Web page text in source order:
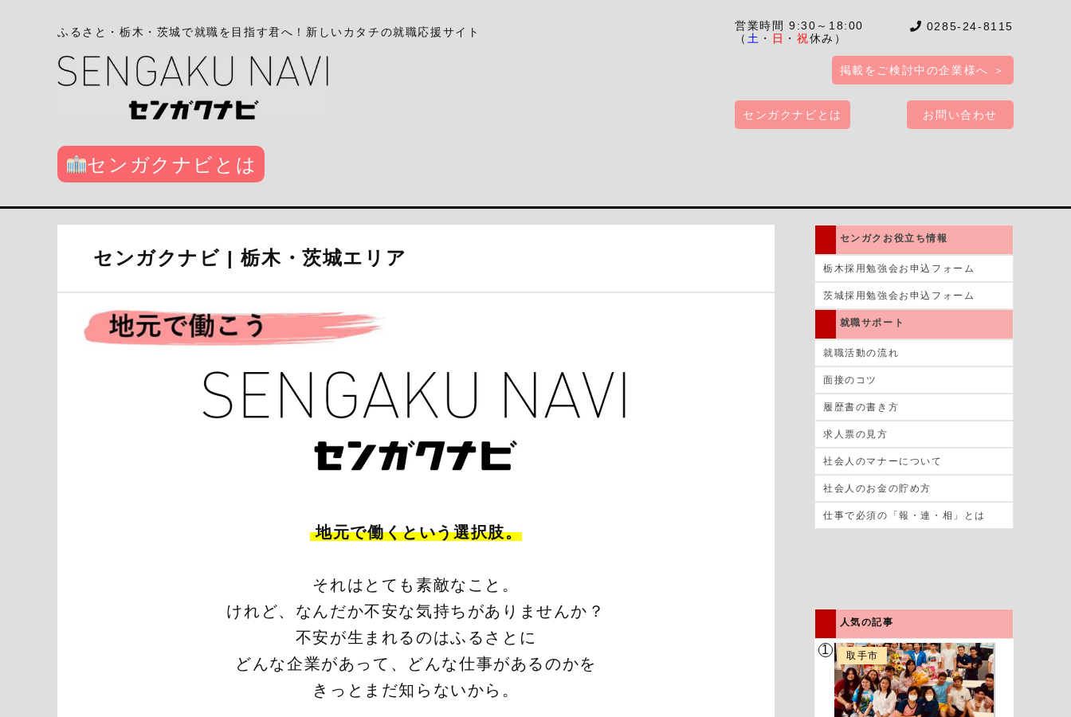
ふるさと・栃木・茨城で就職を目指す君へ！新しいカタチの就職応援サイト
営業時間 9:30～18:00
（ 土 ・ 日 ・祝休み）
0285-24-8115
掲載をご検討中の企業様へ ＞
センガクナビとは お問い合わせ
センガクナビとは
センガクナビ | 栃木・茨城エリア
地元で働くという選択肢。
それはとても素敵なこと。
けれど、なんだか不安な気持ちがありませんか？
不安が生まれるのはふるさとに
どんな企業があって、どんな仕事があるのかを
きっとまだ知らないから。
センガクお役立ち情報
栃木採用勉強会お申込フォーム
茨城採用勉強会お申込フォーム
就職サポート
就職活動の流れ
面接のコツ
履歴書の書き方
求人票の見方
社会人のマナーについて
社会人のお金の貯め方
仕事で必須の「報・連・相」とは
人気の記事
1 取手市